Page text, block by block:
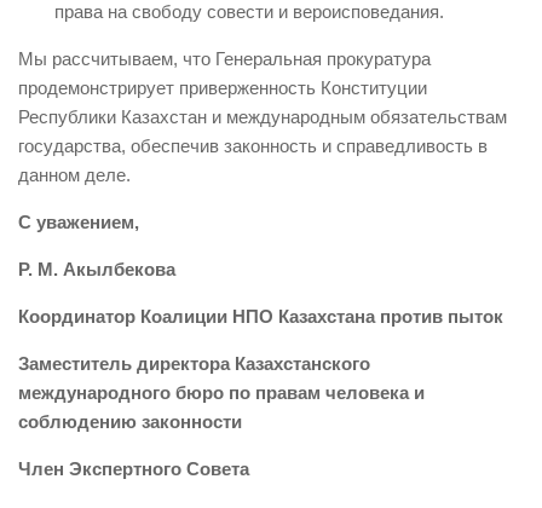
права на свободу совести и вероисповедания.
Мы рассчитываем, что Генеральная прокуратура
продемонстрирует приверженность Конституции
Республики Казахстан и международным обязательствам
государства, обеспечив законность и справедливость в
данном деле.
С уважением,
Р. М. Акылбекова
Координатор Коалиции НПО Казахстана против пыток
Заместитель директора Казахстанского
международного бюро по правам человека и
соблюдению законности
Член Экспертного Совета